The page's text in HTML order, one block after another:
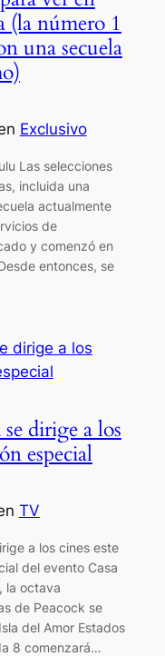
(la número 1
una secuela
Exclusivo
Las selecciones
incluida una
actualmente
de
y comenzó en
entonces, se
dirige a los
especial
TV
a los cines este
del evento Casa
la octava
de Peacock se
del Amor Estados
8 comenzará…